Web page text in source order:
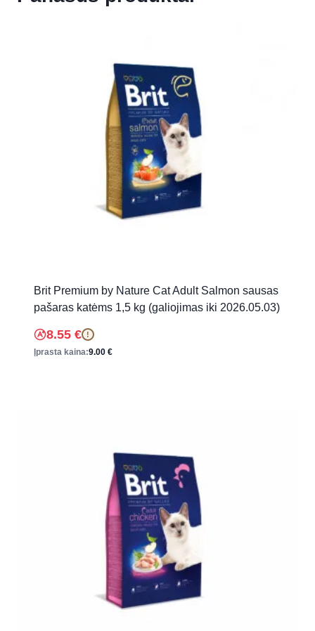
Brit Premium by Nature Cat Adult Salmon sausas
pašaras katėms 1,5 kg (galiojimas iki 2026.05.03)
8.55 € !
Įprasta kaina:9.00 €